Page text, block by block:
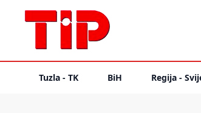
Tuzla - TK BiH Regija -